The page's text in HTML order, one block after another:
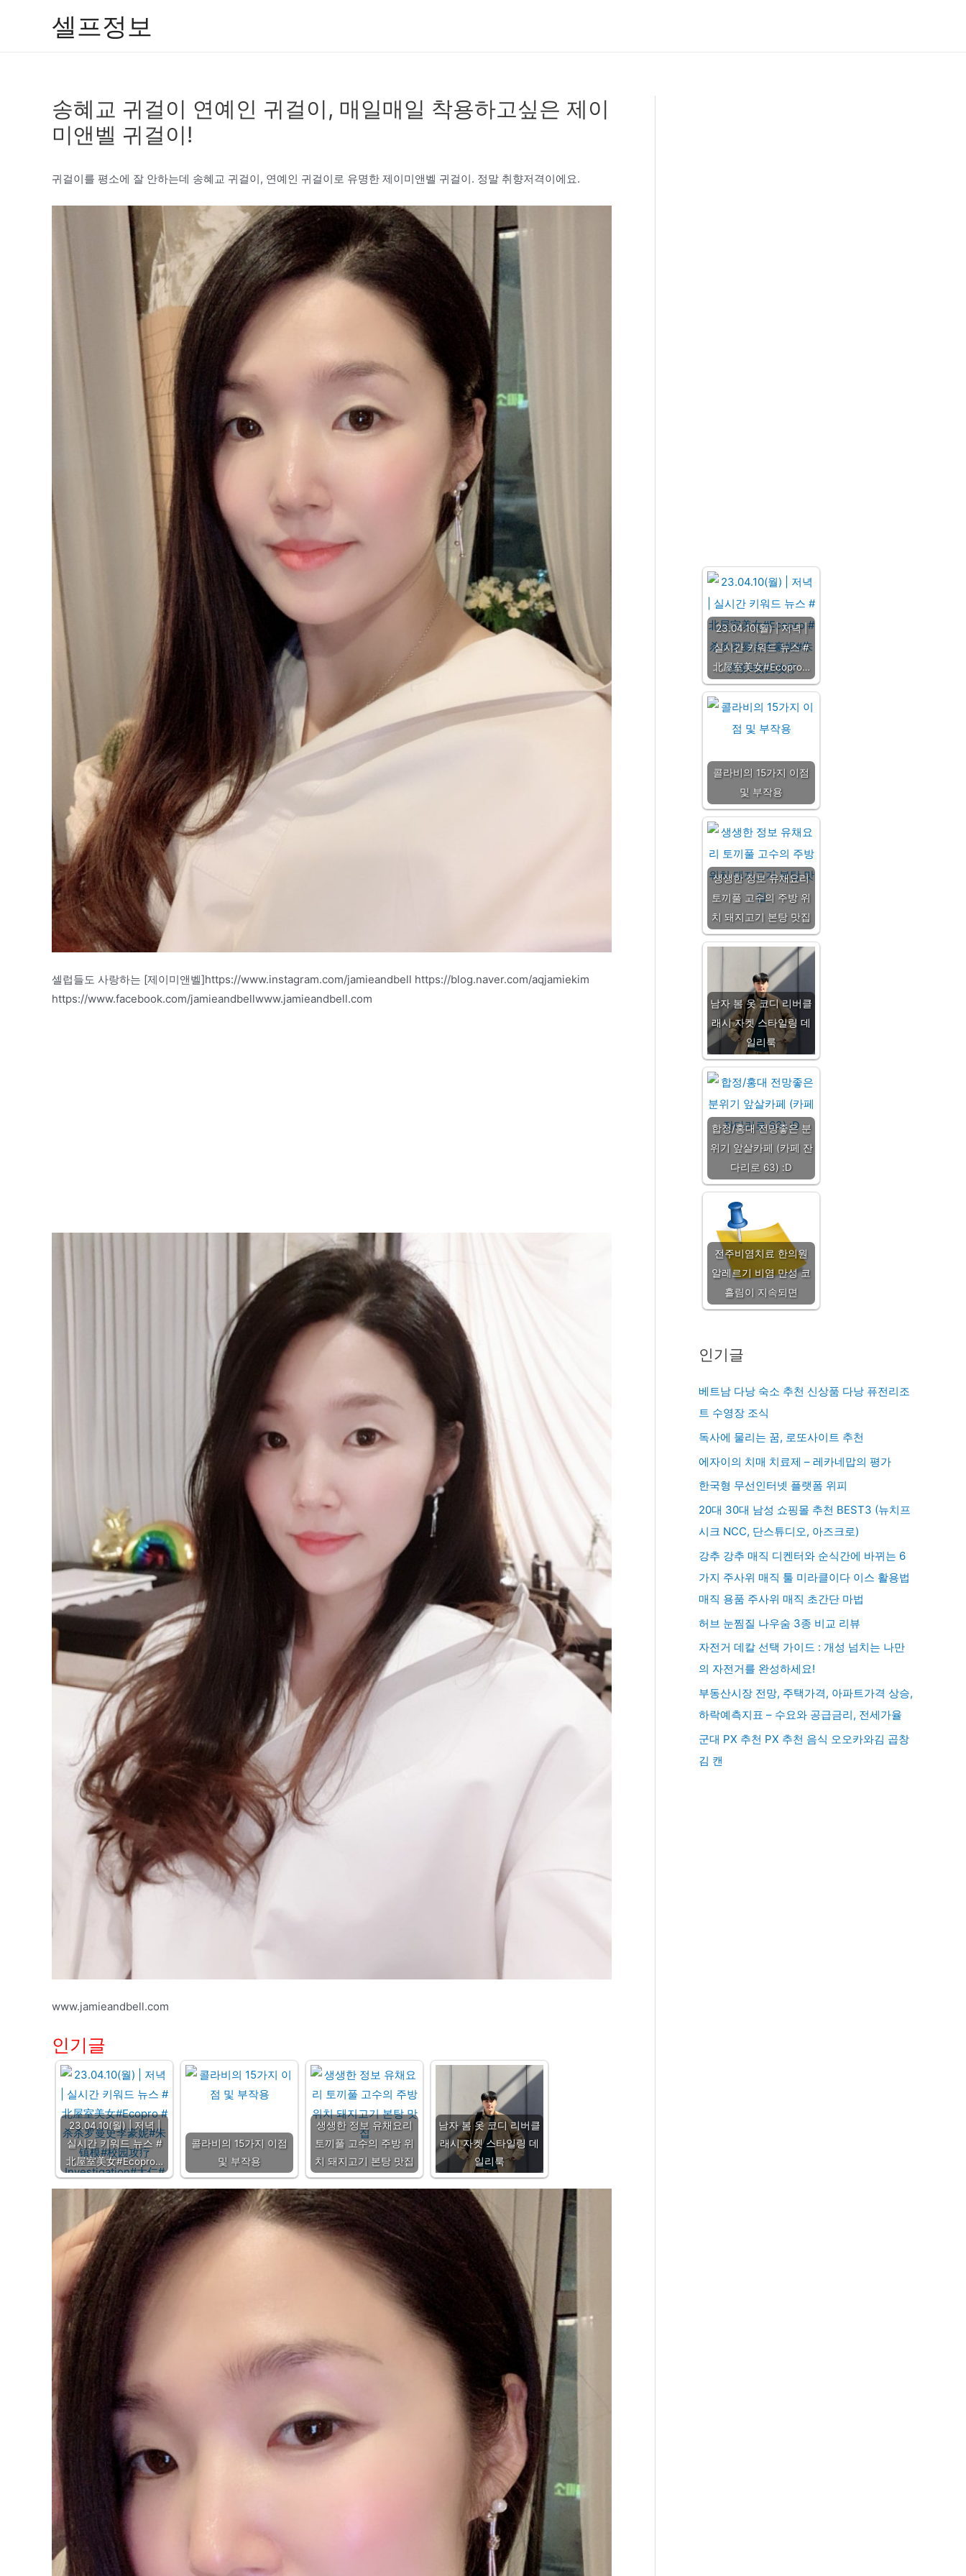
셀프정보
송혜교 귀걸이 연예인 귀걸이, 매일매일 착용하고싶은 제이
미앤벨 귀걸이!
귀걸이를 평소에 잘 안하는데 송혜교 귀걸이, 연예인 귀걸이로 유명한 제이미앤벨 귀걸이. 정말 취향저격이에요.
셀럽들도 사랑하는 [제이미앤벨]https://www.instagram.com/jamieandbell https://blog.naver.com/aqjamiekim
https://www.facebook.com/jamieandbellwww.jamieandbell.com
www.jamieandbell.com
인기글
23.04.10(월) | 저녁 |
실시간 키워드 뉴스 #
北屋室美女#Ecopro…
콜라비의 15가지 이점
및 부작용
생생한 정보 유채요리
토끼풀 고수의 주방 위
치 돼지고기 본탕 맛집
남자 봄 옷 코디 리버클
래시 자켓 스타일링 데
일리룩
23.04.10(월) | 저녁 |
실시간 키워드 뉴스 #
北屋室美女#Ecopro…
콜라비의 15가지 이점
및 부작용
생생한 정보 유채요리
토끼풀 고수의 주방 위
치 돼지고기 본탕 맛집
남자 봄 옷 코디 리버클
래시 자켓 스타일링 데
일리룩
합정/홍대 전망좋은 분
위기 앞살카페 (카페 잔
다리로 63) :D
전주비염치료 한의원
알레르기 비염 만성 코
흘림이 지속되면
인기글
베트남 다낭 숙소 추천 신상품 다낭 퓨전리조
트 수영장 조식
독사에 물리는 꿈, 로또사이트 추천
에자이의 치매 치료제 – 레카네맙의 평가
한국형 무선인터넷 플랫폼 위피
20대 30대 남성 쇼핑몰 추천 BEST3 (뉴치프
시크 NCC, 단스튜디오, 아즈크로)
강추 강추 매직 디켄터와 순식간에 바뀌는 6
가지 주사위 매직 툴 미라클이다 이스 활용법
매직 용품 주사위 매직 초간단 마법
허브 눈찜질 나우숨 3종 비교 리뷰
자전거 데칼 선택 가이드 : 개성 넘치는 나만
의 자전거를 완성하세요!
부동산시장 전망, 주택가격, 아파트가격 상승,
하락예측지표 – 수요와 공급금리, 전세가율
군대 PX 추천 PX 추천 음식 오오카와김 곱창
김 캔